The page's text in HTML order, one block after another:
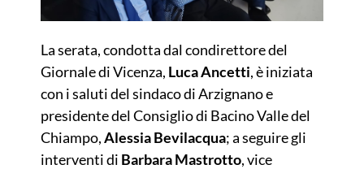
La serata, condotta dal condirettore del
Giornale di Vicenza, Luca Ancetti, è iniziata
con i saluti del sindaco di Arzignano e
presidente del Consiglio di Bacino Valle del
Chiampo,Alessia Bevilacqua; a seguire gli
interventi di Barbara Mastrotto, vice